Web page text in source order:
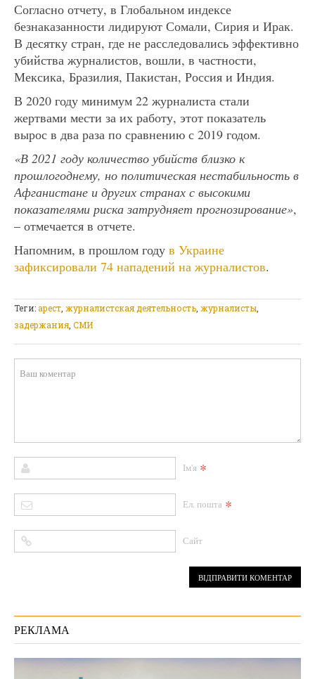
Согласно отчету, в Глобальном индексе
безнаказанности лидируют Сомали, Сирия и Ирак.
В десятку стран, где не расследовались эффективно
убийства журналистов, вошли, в частности,
Мексика, Бразилия, Пакистан, Россия и Индия.
В 2020 году минимум 22 журналиста стали
жертвами мести за их работу, этот показатель
вырос в два раза по сравнению с 2019 годом.
«В 2021 году количество убийств близко к
прошлогоднему, но политическая нестабильность в
Афганистане и других странах с высокими
показателями риска затрудняет прогнозирование»,
– отмечается в отчете.
Напомним, в прошлом году в Украине
зафиксировали 74 нападений на журналистов.
Теги:арест журналистская деятельность журналисты
задержания СМИ
Ім'я *
Ел. пошта *
Сайт
РЕКЛАМА